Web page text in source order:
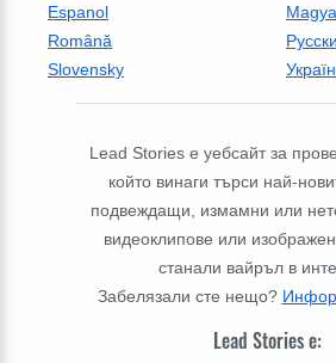
Espanol
Română
Slovensky
Lead Stories е уебсайт за
който винаги търси най-
подвеждащи, измамни или
видеоклипове или
станали вайръл в
Забелязали сте нещо?
Lead Stories е: